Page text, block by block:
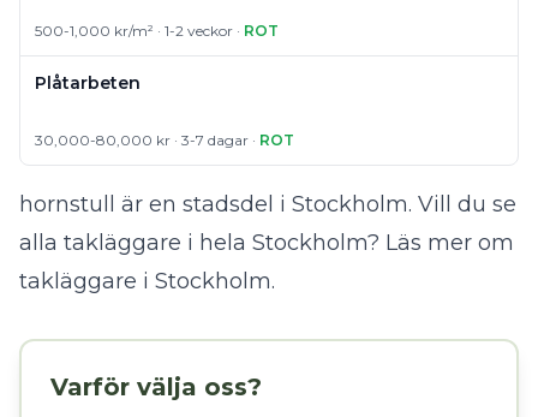
500-1,000 kr/m² · 1-2 veckor · ROT
Plåtarbeten
30,000-80,000 kr · 3-7 dagar · ROT
hornstull är en stadsdel i Stockholm. Vill du se
alla takläggare i hela Stockholm? Läs mer om
takläggare i Stockholm.
Varför välja oss?